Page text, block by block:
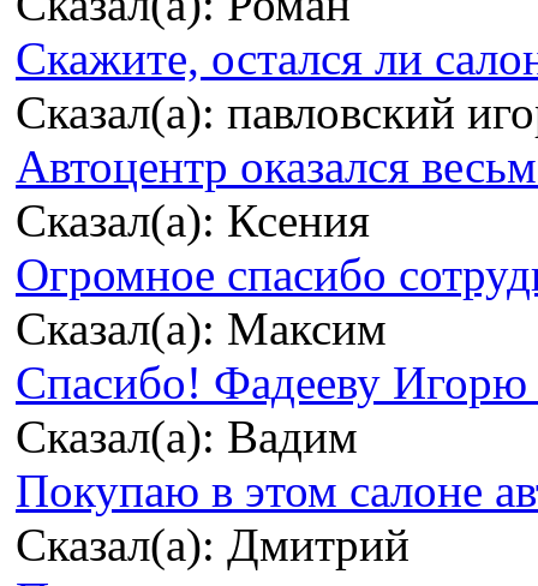
Скажите, остался ли
Сказал(а): павловский
Автоцентр оказался
Сказал(а): Ксения
Огромное спасибо
Сказал(а): Максим
Спасибо! Фадееву Игорю
Сказал(а): Вадим
Покупаю в этом салоне
Сказал(а): Дмитрий